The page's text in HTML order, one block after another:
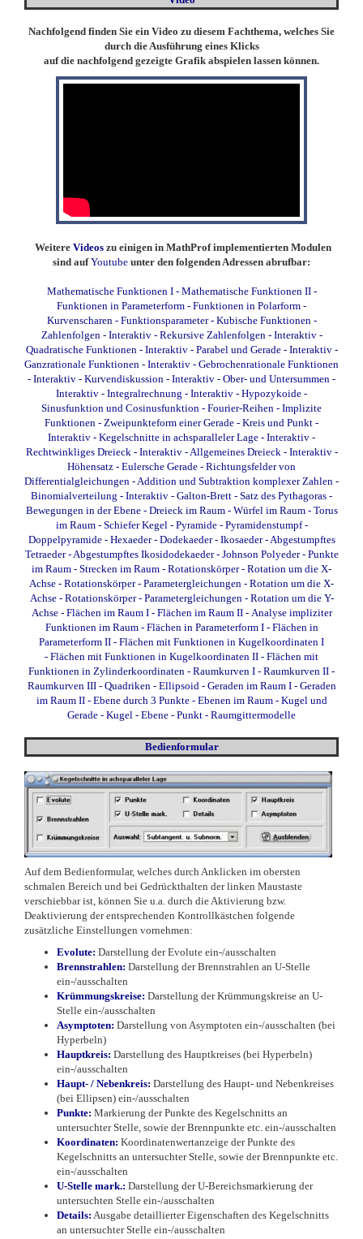
Nachfolgend finden Sie ein Video zu diesem Fachthema, welches Sie
durch die Ausführung eines Klicks
auf die nachfolgend gezeigte Grafik abspielen lassen können.
Weitere Videos zu einigen in MathProf implementierten Modulen
sind aufYoutube unter den folgenden Adressen abrufbar:
Mathematische Funktionen I- Mathematische Funktionen II-
Funktionen in Parameterform - Funktionen in Polarform -
Kurvenscharen - Funktionsparameter- Kubische Funktionen -
Zahlenfolgen - Interaktiv- Rekursive Zahlenfolgen - Interaktiv-
Quadratische Funktionen - Interaktiv- Parabel und Gerade - Interaktiv-
Ganzrationale Funktionen - Interaktiv - Gebrochenrationale Funktionen
- Interaktiv - Kurvendiskussion - Interaktiv - Ober- und Untersummen -
Interaktiv - Integralrechnung - Interaktiv - Hypozykoide -
Sinusfunktion und Cosinusfunktion - Fourier-Reihen - Implizite
Funktionen - Zweipunkteform einer Gerade - Kreis und Punkt -
Interaktiv - Kegelschnitte in achsparalleler Lage - Interaktiv -
Rechtwinkliges Dreieck - Interaktiv- Allgemeines Dreieck - Interaktiv-
Höhensatz - Eulersche Gerade - Richtungsfelder von
Differentialgleichungen - Addition und Subtraktion komplexer Zahlen -
Binomialverteilung - Interaktiv - Galton-Brett - Satz des Pythagoras -
Bewegungen in der Ebene- Dreieck im Raum- Würfel im Raum- Torus
im Raum- Schiefer Kegel - Pyramide- Pyramidenstumpf-
Doppelpyramide- Hexaeder- Dodekaeder- Ikosaeder- Abgestumpftes
Tetraeder- Abgestumpftes Ikosidodekaeder- Johnson Polyeder- Punkte
im Raum - Strecken im Raum - Rotationskörper - Rotation um die X-
Achse - Rotationskörper - Parametergleichungen - Rotation um die X-
Achse- Rotationskörper - Parametergleichungen - Rotation um die Y-
Achse- Flächen im Raum I- Flächen im Raum II- Analyse impliziter
Funktionen im Raum- Flächen in Parameterform I- Flächen in
Parameterform II - Flächen mit Funktionen in Kugelkoordinaten I
- Flächen mit Funktionen in Kugelkoordinaten II - Flächen mit
Funktionen in Zylinderkoordinaten - Raumkurven I - Raumkurven II -
Raumkurven III- Quadriken - Ellipsoid - Geraden im Raum I- Geraden
im Raum II- Ebene durch 3 Punkte- Ebenen im Raum- Kugel und
Gerade - Kugel - Ebene - Punkt - Raumgittermodelle
Bedienformular
Auf dem Bedienformular, welches durch Anklicken im obersten
schmalen Bereich und bei Gedrückthalten der linken Maustaste
verschiebbar ist, können Sie u.a. durch die Aktivierung bzw.
Deaktivierung der entsprechenden Kontrollkästchen folgende
zusätzliche Einstellungen vornehmen:
Evolute: Darstellung der Evolute ein-/ausschalten
Brennstrahlen: Darstellung der Brennstrahlen an U-Stelle
ein-/ausschalten
Krümmungskreise: Darstellung der Krümmungskreise an U-
Stelle ein-/ausschalten
Asymptoten: Darstellung von Asymptoten ein-/ausschalten (bei
Hyperbeln)
Hauptkreis: Darstellung des Hauptkreises (bei Hyperbeln)
ein-/ausschalten
Haupt- / Nebenkreis: Darstellung des Haupt- und Nebenkreises
(bei Ellipsen) ein-/ausschalten
Punkte: Markierung der Punkte des Kegelschnitts an
untersuchter Stelle, sowie der Brennpunkte etc. ein-/ausschalten
Koordinaten: Koordinatenwertanzeige der Punkte des
Kegelschnitts an untersuchter Stelle, sowie der Brennpunkte etc.
ein-/ausschalten
U-Stelle mark.: Darstellung der U-Bereichsmarkierung der
untersuchten Stelle ein-/ausschalten
Details: Ausgabe detaillierter Eigenschaften des Kegelschnitts
an untersuchter Stelle ein-/ausschalten